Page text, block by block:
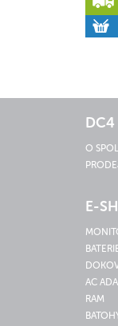
DC4
O
E-
AC
RAM